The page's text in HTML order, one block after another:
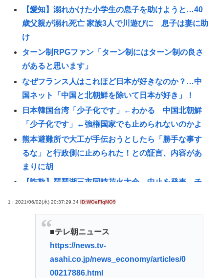
【愛知】溺れかけた小学生の息子を助けようと…40
歳父親が溺れ死亡 家族3人で川遊びに 息子は妻に助
け
ターン制RPGファン「ターン制にはターン制の良さ
があると思います」
なぜフランス人はこれほど日本が好きなのか？…中
国ネット「中国と北朝鮮を除いて日本が好き」！
日本韓国台湾「少子化です」←わかる 中国北朝鮮
「少子化です」←強権国家でも止められないのかよ
熊本避難所で大工が手伝おうとしたら「勝手な事す
るな」と行政側に止められた！との証言、内容があ
まりに胡
【詐欺】琵琶湖三市同時花火大会、中止を発表…チ
国ネット「信じられない」「要求した審判もおかし
1 : 2021/06/02(水) 20:37:29.34 ID:WOeFlqMO9
■テレ朝ニュース
https://news.tv-
asahi.co.jp/news_economy/articles/0
00217886.html